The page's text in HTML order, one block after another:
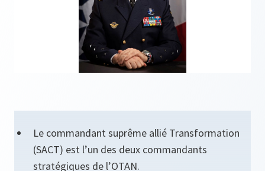
Le commandant suprême allié Transformation
(SACT) est l’un des deux commandants
stratégiques de l’OTAN.